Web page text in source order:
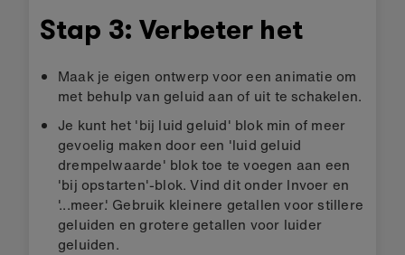
Stap 3: Verbeter het
Maak je eigen ontwerp voor een animatie om
met behulp van geluid aan of uit te schakelen.
Je kunt het 'bij luid geluid' blok min of meer
gevoelig maken door een 'luid geluid
drempelwaarde' blok toe te voegen aan een
'bij opstarten'-blok. Vind dit onder Invoer en
'...meer.' Gebruik kleinere getallen voor stillere
geluiden en grotere getallen voor luider
geluiden.